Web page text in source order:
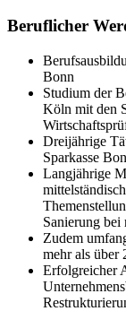
Beruflicher
Bonn
Studium der
Köln mit den
Dreijährige
Sparkasse
Langjährige
Sanierung bei
Zudem
mehr als über
Erfolgreicher